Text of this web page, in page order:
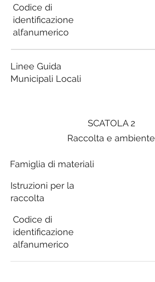
SCATOLA 2
Raccolta e ambiente
Famiglia di materiali
Istruzioni per la
raccolta
Codice di
identificazione
alfanumerico
Codice di
identificazione
alfanumerico
Linee Guida
Municipali Locali